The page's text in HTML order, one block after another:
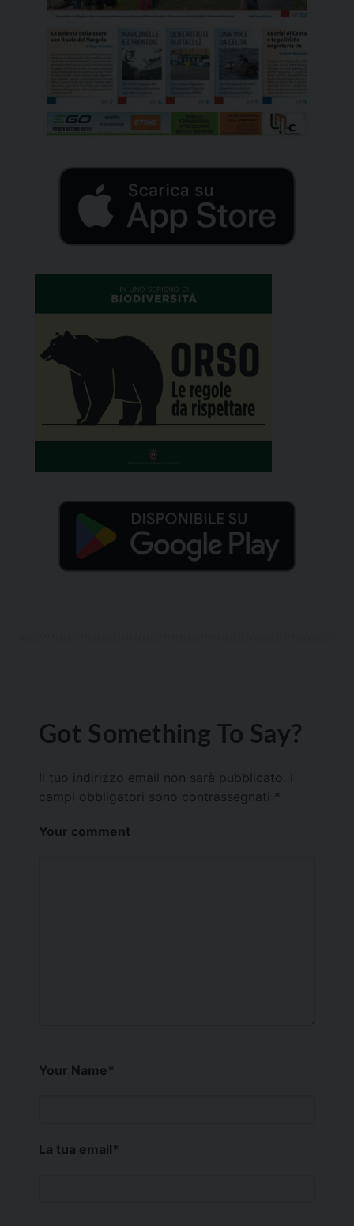
Got Something To Say?
Il tuo indirizzo email non sarà pubblicato.
campi obbligatori sono contrassegnati *
Your comment
Your Name*
La tua email*